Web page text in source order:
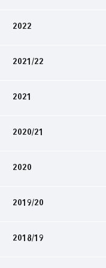
2022
2021/22
2021
2020/21
2020
2019/20
2018/19